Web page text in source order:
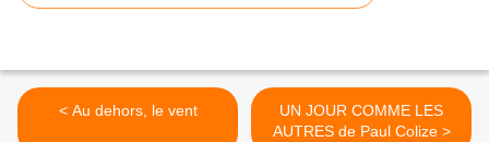
< Au dehors, le vent
UN JOUR COMME LES
AUTRES de Paul Colize >